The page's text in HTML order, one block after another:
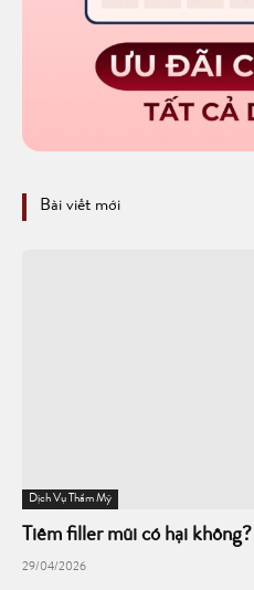
Bài viết mới
Dịch Vụ Thẩm Mỹ
Tiêm filler mũi có hại
29/04/2026